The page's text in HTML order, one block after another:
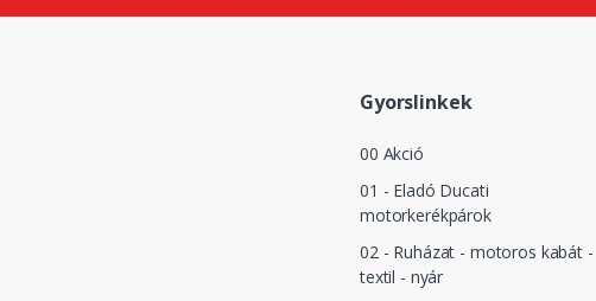
Gyorslinkek
00 Akció
01 - Eladó Ducati
motorkerékpárok
02 - Ruházat - motoros kabát -
textil - nyár